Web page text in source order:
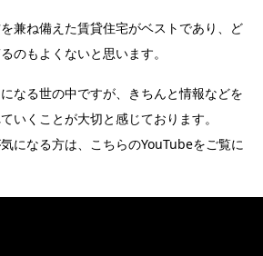
兼ね備えた賃貸住宅がベストであり、ど
のもよくないと思います。
なる世の中ですが、きちんと情報などを
いくことが大切と感じております。
になる方は、こちらのYouTubeをご覧に